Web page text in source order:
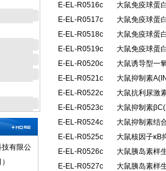
技有限公
E-EL-R0516c
大鼠免疫球蛋
E-EL-R0517c
大鼠免疫球蛋
E-EL-R0518c
大鼠免疫球蛋
E-EL-R0519c
大鼠免疫球蛋
E-EL-R0520c
大鼠诱导型一
E-EL-R0521c
大鼠抑制素
E-EL-R0522c
大鼠抗利尿激
E-EL-R0523c
大鼠抑制素
E-EL-R0524c
大鼠抑制素结
E-EL-R0525c
大鼠核因子κB
E-EL-R0526c
大鼠胰岛素样
E-EL-R0527c
大鼠胰岛素样